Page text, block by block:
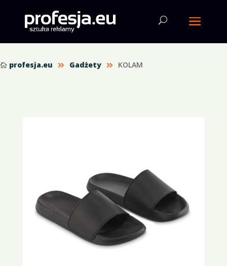
 profesja.eu  Gadżety  KOLAM